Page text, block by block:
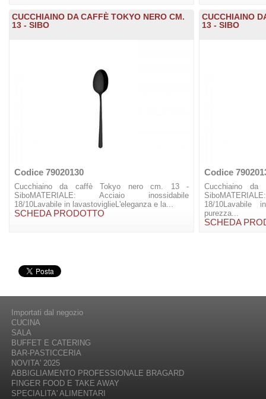
CUCCHIAINO DA CAFFÈ TOKYO NERO CM.
13 - SIBO
Codice 79020130
Cucchiaino da caffè Tokyo nero cm. 13 -
SiboMATERIALE: Acciaio inossidabile
18/10Lavabile in lavastoviglieL'eleganza e la...
SCHEDA PRODOTTO
CUCCHIAINO
13 - SIBO
Codice
Cucchiaino
18/10Lavabile
purezza...
SCHEDA
Importati dal negozio
CUCINA
SALA
BUFFET E CATERING
BAR-PASTICCERIA
NOVITA' 2025
ABBIGLIAMENTO PROFESSIONALE BRAGARD
FINGER FOOD E TAKE AWAY
SPECIALITA' ALIMENTARI